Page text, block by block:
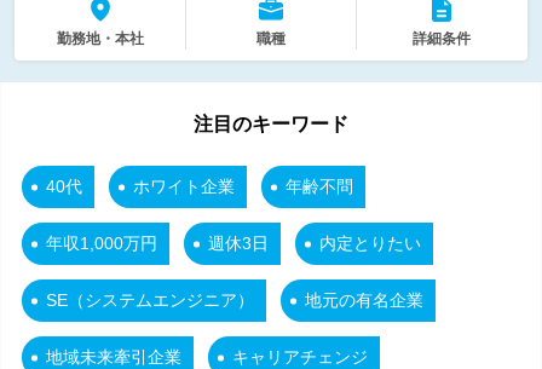
勤務地・本社 職種 詳細条件
注目のキーワード
40代 ホワイト企業 年齢不問
年収1,000万円 週休3日 内定とりたい
SE（システムエンジニア） 地元の有名企業
地域未来牽引企業 キャリアチェンジ